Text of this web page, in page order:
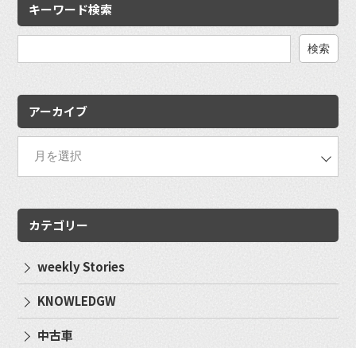
キーワード検索
アーカイブ
カテゴリー
weekly Stories
KNOWLEDGW
中古車